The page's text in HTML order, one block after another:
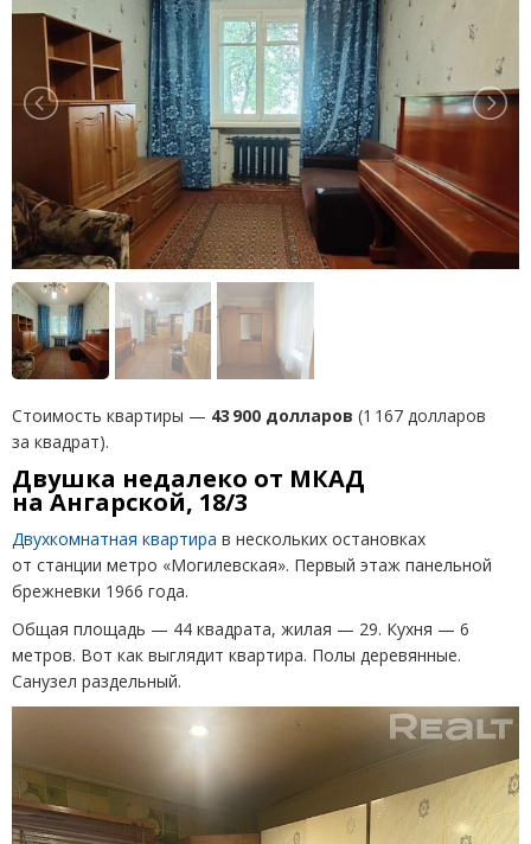
Стоимость квартиры — 43 900 долларов (1 167 долларов
за квадрат).
Двушка недалеко от МКАД
на Ангарской, 18/3
Двухкомнатная квартира в нескольких остановках
от станции метро «Могилевская». Первый этаж панельной
брежневки 1966 года.
Общая площадь — 44 квадрата, жилая — 29. Кухня — 6
метров. Вот как выглядит квартира. Полы деревянные.
Санузел раздельный.